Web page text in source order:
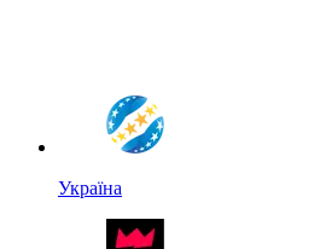
Україна